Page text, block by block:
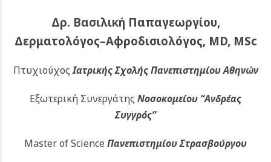
Δρ. Βασιλική Παπαγεωργίου,
Δερματολόγος–Αφροδισιολόγος, MD, MSc
ΠτυχιούχοςΙατρικής Σχολής Πανεπιστημίου Αθηνών
Εξωτερική Συνεργάτης Νοσοκομείου “Ανδρέας
Συγγρός”
Master of Science Πανεπιστημίου Στρασβούργου